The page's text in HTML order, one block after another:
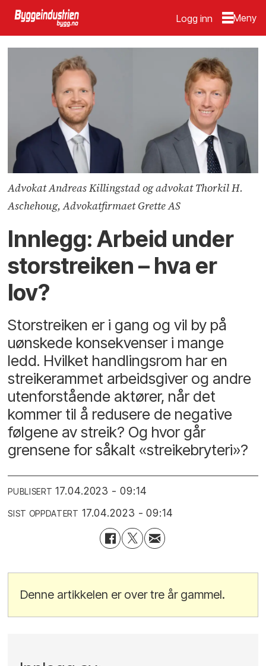
Logg inn
Advokat Andreas Killingstad og advokat Thorkil H.
Aschehoug, Advokatfirmaet Grette AS
Innlegg: Arbeid under
storstreiken – hva er
lov?
Storstreiken er i gang og vil by på
uønskede konsekvenser i mange
ledd. Hvilket handlingsrom har en
streikerammet arbeidsgiver og andre
utenforstående aktører, når det
kommer til å redusere de negative
følgene av streik? Og hvor går
grensene for såkalt «streikebryteri»?
PUBLISERT 17.04.2023 - 09:14
SIST OPPDATERT 17.04.2023 - 09:14
Denne artikkelen er over tre år gammel.